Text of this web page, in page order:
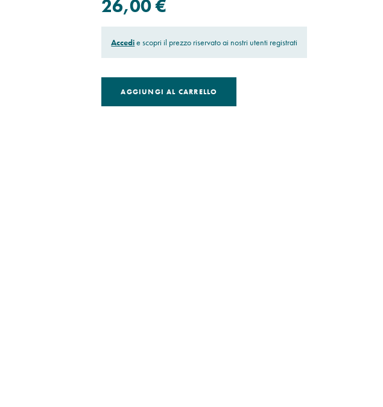
26,00 €
Accedie scopri il prezzo riservato ai nostri utenti registrati
AGGIUNGI AL CARRELLO